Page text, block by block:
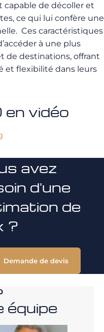
capable de décoller et
ce qui lui confère une
Ces caractéristiques
à une plus
de destinations, offrant
et flexibilité dans leurs
vidéo
avez
d'une
de
?
Demande de devis
équipe